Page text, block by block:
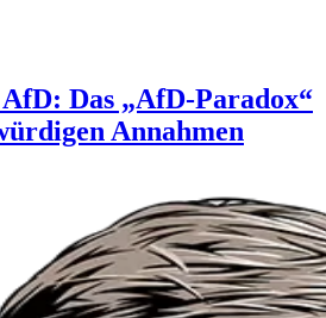
Das „AfD-Paradox“
Annahmen